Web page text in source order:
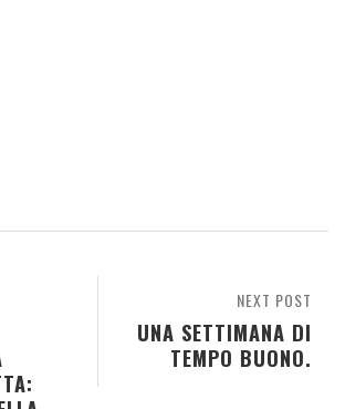
NEXT POST
UNA SETTIMANA DI
TEMPO BUONO.